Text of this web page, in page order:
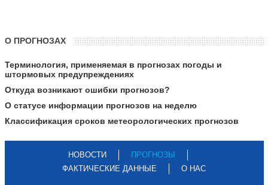
О ПРОГНОЗАХ
Терминология, применяемая в прогнозах погоды и
штормовых предупреждениях
Откуда возникают ошибки прогнозов?
О статусе информации прогнозов на неделю
Классификация сроков метеорологических прогнозов
НОВОСТИ
ПРОГНОЗЫ
ФАКТИЧЕСКИЕ ДАННЫЕ
О НАС